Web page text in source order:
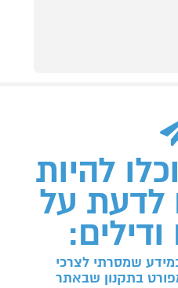
להיות
לדעת על
שמסרתי לצרכי
בתקנון שבאתר